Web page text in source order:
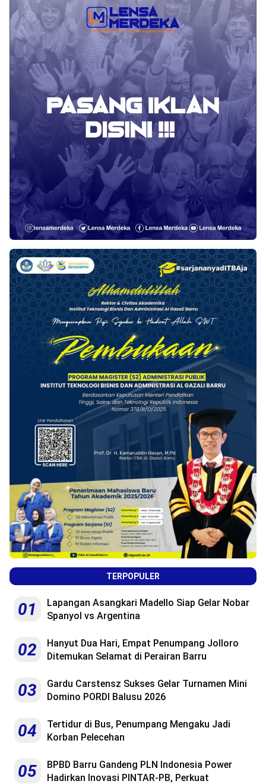
TERPOPULER
01
Lapangan Asangkari Madello Siap Gelar Nobar
Spanyol vs Argentina
02
Hanyut Dua Hari, Empat Penumpang Jolloro
Ditemukan Selamat di Perairan Barru
03
Gardu Carstensz Sukses Gelar Turnamen Mini
Domino PORDI Balusu 2026
04
Tertidur di Bus, Penumpang Mengaku Jadi
Korban Pelecehan
05
BPBD Barru Gandeng PLN Indonesia Power
Hadirkan Inovasi PINTAR-PB, Perkuat